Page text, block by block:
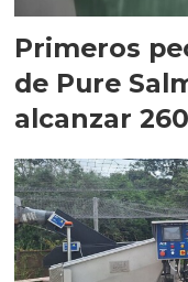
Primeros
de Pure
alcanzar